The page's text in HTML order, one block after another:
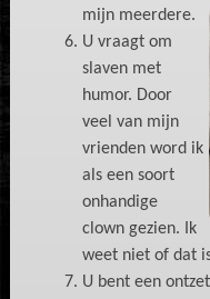
mijn meerdere.
U vraagt om
slaven met
humor. Door
veel van mijn
vrienden word ik
als een soort
onhandige
clown gezien. Ik
weet niet of dat
U bent een